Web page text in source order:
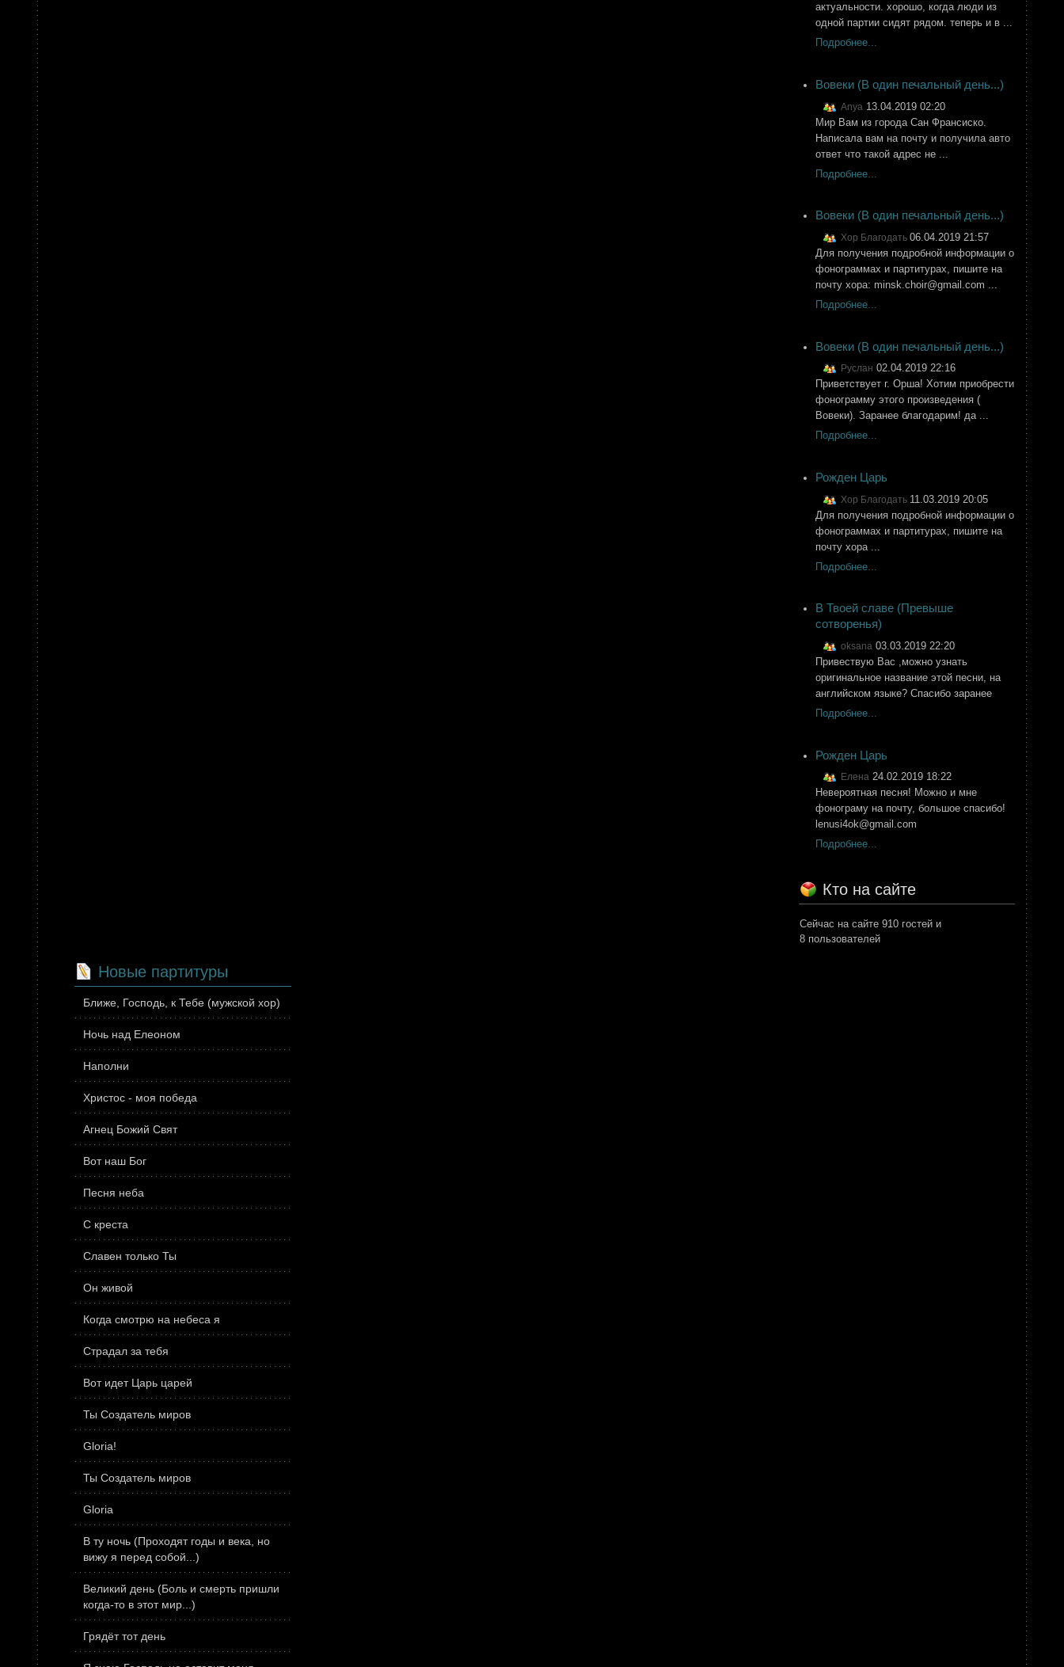
актуальности. хорошо, когда люди из
одной партии сидят рядом. теперь и в ...
Подробнее...
Вовеки (В один печальный день...)
Anya 13.04.2019 02:20
Мир Вам из города Сан Франсиско.
Написала вам на почту и получила авто
ответ что такой адрес не ...
Подробнее...
Вовеки (В один печальный день...)
Хор Благодать 06.04.2019 21:57
Для получения подробной информации о
фонограммах и партитурах, пишите на
почту хора: minsk.сhoir@gmail.com ...
Подробнее...
Вовеки (В один печальный день...)
Руслан 02.04.2019 22:16
Приветствует г. Орша! Хотим приобрести
фонограмму этого произведения (
Вовеки). Заранее благодарим! да ...
Подробнее...
Рожден Царь
Хор Благодать 11.03.2019 20:05
Для получения подробной информации о
фонограммах и партитурах, пишите на
почту хора ...
Подробнее...
В Твоей славе (Превыше
сотворенья)
oksana 03.03.2019 22:20
Привествую Вас ,можно узнать
оригинальное название этой песни, на
английском языке? Спасибо заранее
Подробнее...
Рожден Царь
Елена 24.02.2019 18:22
Невероятная песня! Можно и мне
фонограму на почту, большое спасибо!
lenusi4ok@gmail.com
Подробнее...
Кто на сайте
Сейчас на сайте 910 гостей и
8 пользователей
Новые партитуры
Ближе, Господь, к Тебе (мужской хор)
Ночь над Елеоном
Наполни
Христос - моя победа
Агнец Божий Свят
Вот наш Бог
Песня неба
С креста
Славен только Ты
Он живой
Когда смотрю на небеса я
Страдал за тебя
Вот идет Царь царей
Ты Создатель миров
Gloria!
Ты Создатель миров
Gloria
В ту ночь (Проходят годы и века, но
вижу я перед собой...)
Великий день (Боль и смерть пришли
когда-то в этот мир...)
Грядёт тот день